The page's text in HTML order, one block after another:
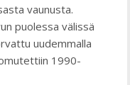
vaunusta.
puolessa välissä
uudemmalla
1990-